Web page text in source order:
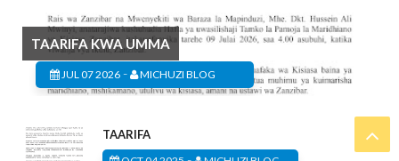
TAARIFA KWA UMMA
JUL 07 2026 - MICHUZI BLOG
TAARIFA